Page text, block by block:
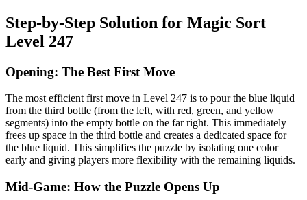
Step-by-Step Solution for Magic Sort
Level 247
Opening: The Best First Move
The most efficient first move in Level 247 is to pour the blue liquid
from the third bottle (from the left, with red, green, and yellow
segments) into the empty bottle on the far right. This immediately
frees up space in the third bottle and creates a dedicated space for
the blue liquid. This simplifies the puzzle by isolating one color
early and giving players more flexibility with the remaining liquids.
Mid-Game: How the Puzzle Opens Up